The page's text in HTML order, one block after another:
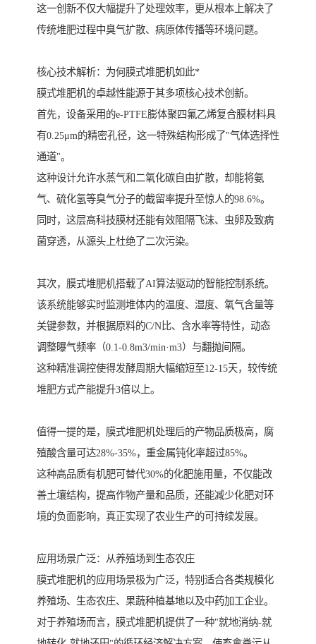
这一创新不仅大幅提升了处理效率，更从根本上解决了
传统堆肥过程中臭气扩散、病原体传播等环境问题。
核心技术解析：为何膜式堆肥机如此*
膜式堆肥机的卓越性能源于其多项核心技术创新。
首先，设备采用的e-PTFE膨体聚四氟乙烯复合膜材料具
有0.25μm的精密孔径，这一特殊结构形成了"气体选择性
通道"。
这种设计允许水蒸气和二氧化碳自由扩散，却能将氨
气、硫化氢等臭气分子的截留率提升至惊人的98.6%。
同时，这层高科技膜材还能有效阻隔飞沫、虫卵及致病
菌穿透，从源头上杜绝了二次污染。
其次，膜式堆肥机搭载了AI算法驱动的智能控制系统。
该系统能够实时监测堆体内的温度、湿度、氧气含量等
关键参数，并根据原料的C/N比、含水率等特性，动态
调整曝气频率（0.1-0.8m3/min·m3）与翻抛间隔。
这种精准调控使得发酵周期大幅缩短至12-15天，较传统
堆肥方式产能提升3倍以上。
值得一提的是，膜式堆肥机处理后的产物品质极高，腐
殖酸含量可达28%-35%，重金属钝化率超过85%。
这种高品质有机肥可替代30%的化肥施用量，不仅能改
善土壤结构，提高作物产量和品质，还能减少化肥对环
境的负面影响，真正实现了农业生产的可持续发展。
应用场景广泛：从养殖场到生态农庄
膜式堆肥机的应用场景极为广泛，特别适合各类规模化
养殖场、生态农庄、果蔬种植基地以及中药加工企业。
对于养殖场而言，膜式堆肥机提供了一种"就地消纳-就